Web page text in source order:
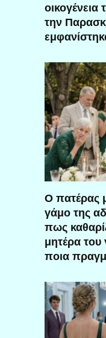
οικογένεια
την
Ο πατέρας
γάμο της
πως
μητέρα
ποια